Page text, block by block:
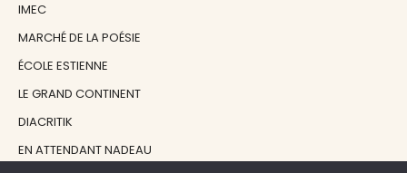
IMEC
MARCHÉ DE LA POÉSIE
ÉCOLE ESTIENNE
LE GRAND CONTINENT
DIACRITIK
EN ATTENDANT NADEAU